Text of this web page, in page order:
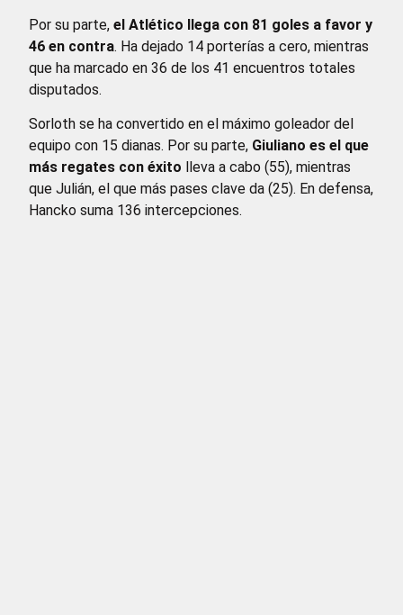
Por su parte, el Atlético llega con 81 goles a favor y
46 en contra. Ha dejado 14 porterías a cero, mientras
que ha marcado en 36 de los 41 encuentros totales
disputados.
Sorloth se ha convertido en el máximo goleador del
equipo con 15 dianas. Por su parte, Giuliano es el que
más regates con éxito lleva a cabo (55), mientras
que Julián, el que más pases clave da (25). En defensa,
Hancko suma 136 intercepciones.